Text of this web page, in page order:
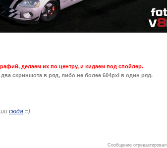
делаем их по центру, и кидаем под спойлер.
скриншота в ряд, либо не более 604pxl в один ряд.
сюда =)
Сообщение отредактировал